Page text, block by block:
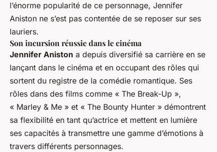
l’énorme popularité de ce personnage, Jennifer
Aniston ne s’est pas contentée de se reposer sur ses
lauriers.
Son incursion réussie dans le cinéma
Jennifer Aniston a depuis diversifié sa carrière en se
lançant dans le cinéma et en occupant des rôles qui
sortent du registre de la comédie romantique. Ses
rôles dans des films comme « The Break-Up »,
« Marley & Me » et « The Bounty Hunter » démontrent
sa flexibilité en tant qu’actrice et mettent en lumière
ses capacités à transmettre une gamme d’émotions à
travers différents personnages.